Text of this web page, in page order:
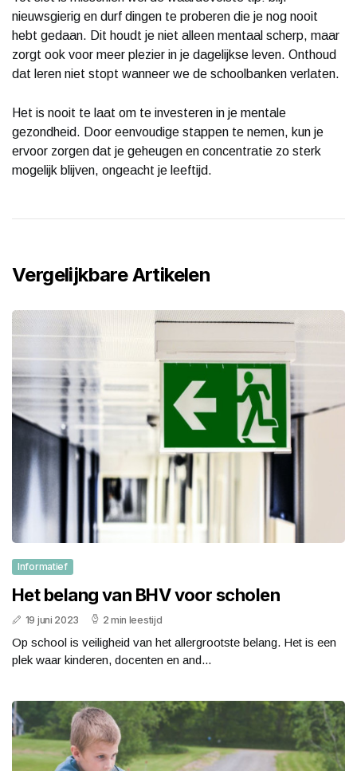
nieuwsgierig en durf dingen te proberen die je nog nooit
hebt gedaan. Dit houdt je niet alleen mentaal scherp, maar
zorgt ook voor meer plezier in je dagelijkse leven. Onthoud
dat leren niet stopt wanneer we de schoolbanken verlaten.
Het is nooit te laat om te investeren in je mentale
gezondheid. Door eenvoudige stappen te nemen, kun je
ervoor zorgen dat je geheugen en concentratie zo sterk
mogelijk blijven, ongeacht je leeftijd.
Vergelijkbare Artikelen
Informatief
Het belang van BHV voor scholen
19 juni 2023 2 min leestijd
Op school is veiligheid van het allergrootste belang. Het is een
plek waar kinderen, docenten en and...